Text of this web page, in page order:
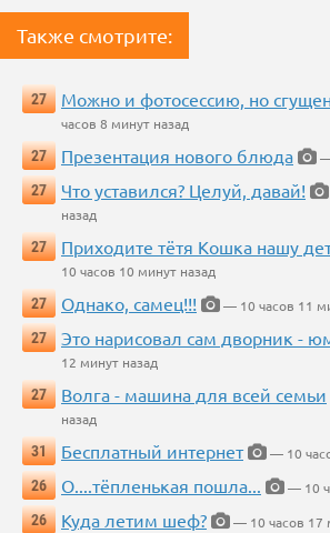
Также смотрите:
27 Можно и фотосессию, но
часов 8 минут назад
27
Презентация нового блюда
27
Что уставился? Целуй, давай!
назад
27
Приходите тётя Кошка нашу
10 часов 10 минут назад
27
Однако, самец!!!
— 10 часов 11
27
Это нарисовал сам дворник -
12 минут назад
27
Волга - машина для всей семьи
назад
31
Бесплатный интернет
— 10
26
О....тёпленькая пошла...
— 10
26
Куда летим шеф? — 10 часов 17